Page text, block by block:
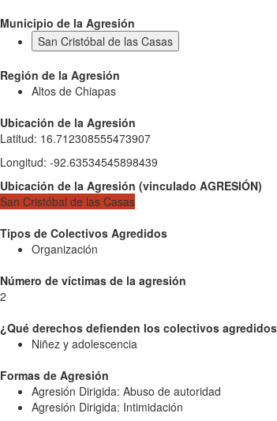
Municipio de la Agresión
San Cristóbal de las Casas
Región de la Agresión
Altos de Chiapas
Ubicación de la Agresión
Latitud: 16.712308555473907
Longitud: -92.63534545898439
Ubicación de la Agresión (vinculado AGRESIÓN)
San Cristóbal de las Casas
Tipos de Colectivos Agredidos
Organización
Número de víctimas de la agresión
2
¿Qué derechos defienden los colectivos
Niñez y adolescencia
Formas de Agresión
Agresión Dirigida: Abuso de autoridad
Agresión Dirigida: Intimidación